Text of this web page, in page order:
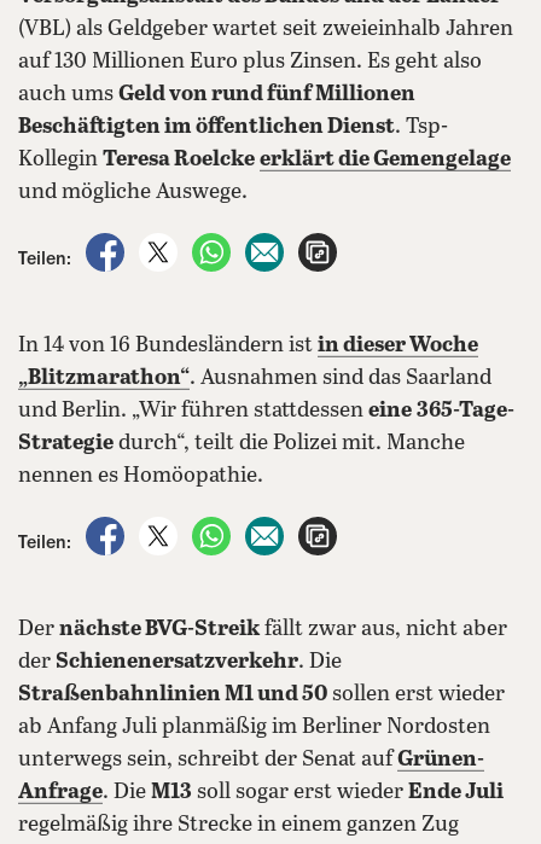
(VBL) als Geldgeber wartet seit zweieinhalb Jahren
auf 130 Millionen Euro plus Zinsen. Es geht also
auch ums Geld von rund fünf Millionen
Beschäftigten im öffentlichen Dienst. Tsp-
Kollegin Teresa Roelcke erklärt die Gemengelage
und mögliche Auswege.
Teilen:
auf Facebook teilen
auf X teilenper WhatsApp teilen
per E-Mail teilen
In 14 von 16 Bundesländern ist in dieser Woche
„Blitzmarathon“. Ausnahmen sind das Saarland
und Berlin. „Wir führen stattdessen eine 365-Tage-
Strategie durch“, teilt die Polizei mit. Manche
nennen es Homöopathie.
Teilen:
auf Facebook teilen
auf X teilenper WhatsApp teilen
per E-Mail teilen
Der nächste BVG-Streikfällt zwar aus, nicht aber
der Schienenersatzverkehr. Die
Straßenbahnlinien M1 und 50 sollen erst wieder
ab Anfang Juli planmäßig im Berliner Nordosten
unterwegs sein, schreibt der Senat aufGrünen-
Anfrage. Die M13 soll sogar erst wieder Ende Juli
regelmäßig ihre Strecke in einem ganzen Zug